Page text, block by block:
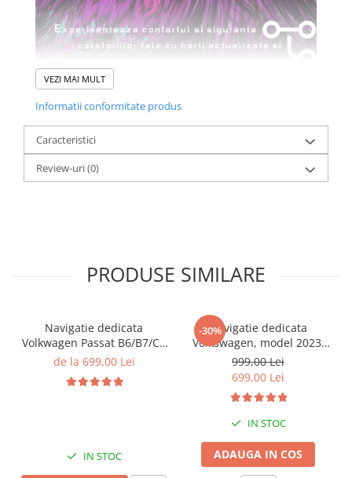
VEZI MAI MULT
Informatii conformitate produs
Caracteristici
Review-uri(0)
PRODUSE SIMILARE
Navigatie dedicata
Volkwagen Passat B6/B7/CC
Gri, 4GB RAM 64GB ROM,
Display QLED 10", DSP,
de la 699,00 Lei
IN STOC
-30%Navigatie dedicata
Volkswagen, model 2023,
4GB RAM 64GB ROM,
Quadcore, Android 14,
Display QLED 7", DSP,
Carplay&Android Auto,
Suport camere AHD
999,00 Lei
699,00 Lei
IN STOC
ADAUGA IN COS